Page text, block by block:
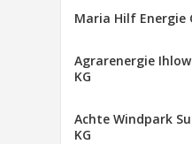
Maria Hilf Energie
Agrarenergie
KG
Achte Windpark
KG